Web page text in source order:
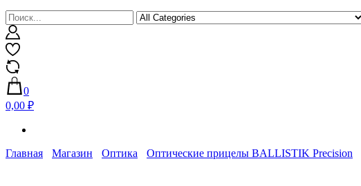
0
0,00 ₽
Главная Магазин Оптика Оптические прицелы BALLISTIK Precision